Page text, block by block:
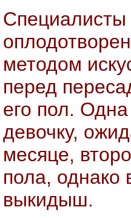
Специалисты
методом
перед
его пол.
девочку,
месяце,
пола, однако
выкидыш.